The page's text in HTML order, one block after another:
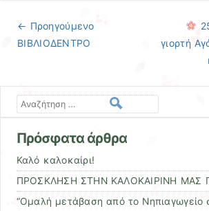
Πλοήγηση άρθρων
← Προηγούμενo
ΒΙΒΛΙΟΔΕΝΤΡΟ
γιορτή
Αναζήτηση
Πρόσφατα άρθρα
Καλό καλοκαίρι!
ΠΡΟΣΚΛΗΣΗ ΣΤΗΝ ΚΑΛΟΚΑΙΡΙΝΗ ΜΑΣ
“Ομαλή μετάβαση από το Νηπιαγωγείο